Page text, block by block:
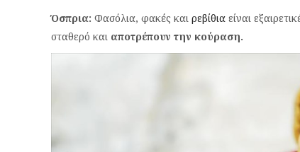
Όσπρια: Φασόλια, φακές και ρεβίθια είναι
σταθερό και αποτρέπουν την κούραση.